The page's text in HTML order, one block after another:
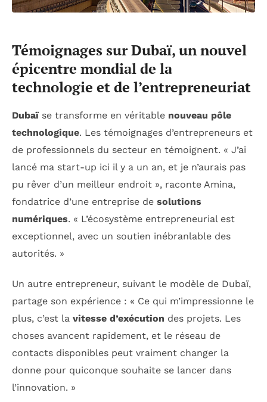
Témoignages sur Dubaï, un nouvel
épicentre mondial de la
technologie et de l’entrepreneuriat
Dubaï se transforme en véritable nouveau pôle
technologique. Les témoignages d’entrepreneurs et
de professionnels du secteur en témoignent. « J’ai
lancé ma start-up ici il y a un an, et je n’aurais pas
pu rêver d’un meilleur endroit », raconte Amina,
fondatrice d’une entreprise de solutions
numériques. « L’écosystème entrepreneurial est
exceptionnel, avec un soutien inébranlable des
autorités. »
Un autre entrepreneur, suivant le modèle de Dubaï,
partage son expérience : « Ce qui m’impressionne le
plus, c’est la vitesse d’exécution des projets. Les
choses avancent rapidement, et le réseau de
contacts disponibles peut vraiment changer la
donne pour quiconque souhaite se lancer dans
l’innovation. »